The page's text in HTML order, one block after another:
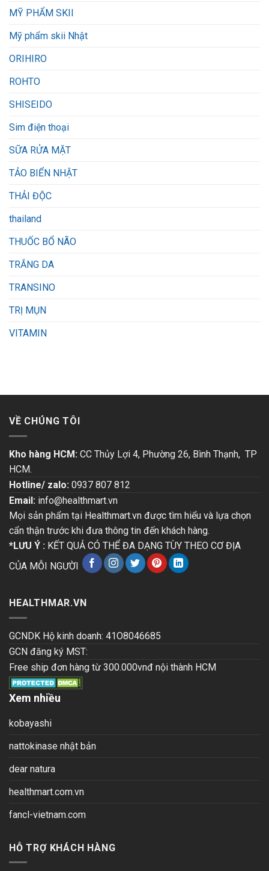
MỸ PHẨM SKII
Mỹ phẩm skii Nhật
ORIHIRO
ROHTO
SHISEIDO
Sim điện thoại
SỮA RỬA MẶT
TẢO BIỂN NHẬT
THẢI ĐỘC
thailand
THUỐC BỔ NÃO
TRẮNG DA
TRANSINO
TRỊ MỤN
VITAMIN
VỀ CHÚNG TÔI
Kho hàng HCM: CC Thủy Lợi 4, Phường 26, Bình Thạnh, TP
HCM.
Hotline/ zalo: 0937 807 812
Email: info@healthmart.vn
Mọi sản phẩm tại Healthmart.vn được tìm hiểu và lựa chọn
cẩn thận trước khi đưa thông tin đến khách hàng.
*LƯU Ý : KẾT QUẢ CÓ THỂ ĐA DẠNG TÙY THEO CƠ ĐỊA
CỦA MỖI NGƯỜI
HEALTHMAR.VN
GCNDK Hộ kinh doanh: 41O8046685
GCN đăng ký MST:
Free ship đơn hàng từ 300.000vnđ nội thành HCM
Xem nhiều
kobayashi
nattokinase nhật bản
dear natura
healthmart.com.vn
fancl-vietnam.com
HỖ TRỢ KHÁCH HÀNG